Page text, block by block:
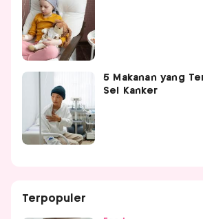
5 Makanan yang
Sel Kanker
Terpopuler